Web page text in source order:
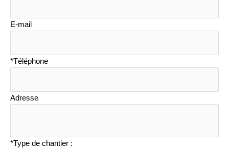
E-mail
*Téléphone
Adresse
*Type de chantier :